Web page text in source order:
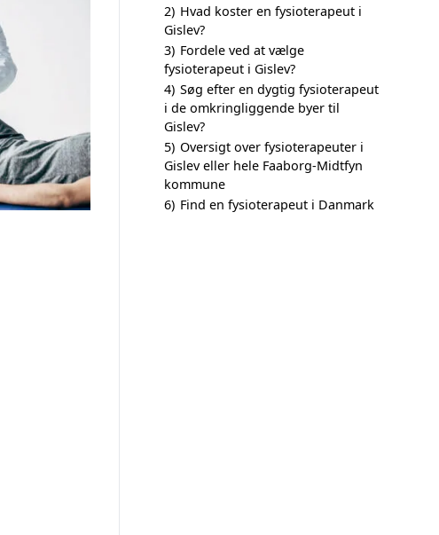
2) Hvad koster en fysioterapeut i
Gislev?
3) Fordele ved at vælge
fysioterapeut i Gislev?
4) Søg efter en dygtig fysioterapeut
i de omkringliggende byer til
Gislev?
5) Oversigt over fysioterapeuter i
Gislev eller hele Faaborg-Midtfyn
kommune
6) Find en fysioterapeut i Danmark